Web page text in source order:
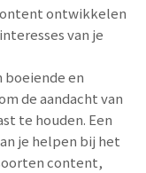
ontwikkelen
van je
en
de aandacht van
te houden. Een
je helpen bij het
content,